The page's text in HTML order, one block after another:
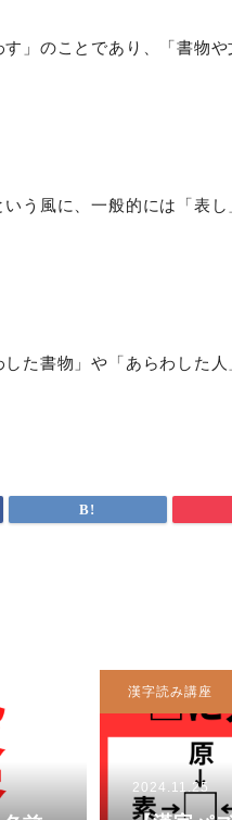
」のことであり、「書物
いう風に、一般的には「表
た書物」や「あらわした
漢字読み講座
2024.11.25